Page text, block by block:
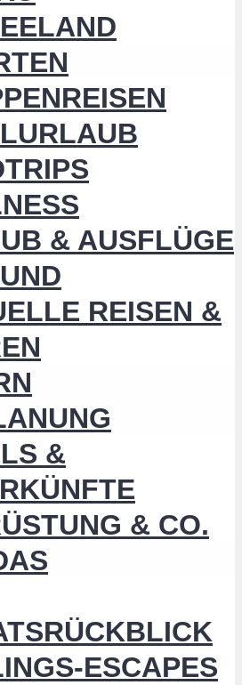
& AUSFLÜGE
REISEN &
&
& CO.
ESCAPES